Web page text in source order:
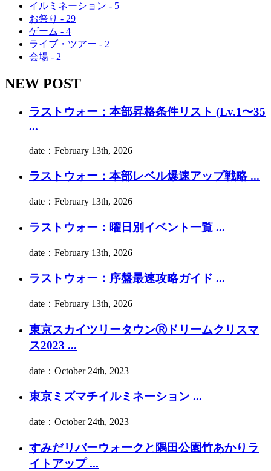
イルミネーション - 5
お祭り - 29
ゲーム - 4
ライブ・ツアー - 2
会場 - 2
NEW POST
ラストウォー：本部昇格条件リスト (Lv.1〜35
...
date：February 13th, 2026
ラストウォー：本部レベル爆速アップ戦略 ...
date：February 13th, 2026
ラストウォー：曜日別イベント一覧 ...
date：February 13th, 2026
ラストウォー：序盤最速攻略ガイド ...
date：February 13th, 2026
東京スカイツリータウンⓇドリームクリスマ
ス2023 ...
date：October 24th, 2023
東京ミズマチイルミネーション ...
date：October 24th, 2023
すみだリバーウォークと隅田公園竹あかりラ
イトアップ ...